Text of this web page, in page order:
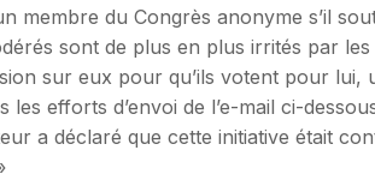
membre du Congrès anonyme s’il
sont de plus en plus irrités par les
sur eux pour qu’ils votent pour lui,
les efforts d’envoi de l’e-mail ci-
a déclaré que cette initiative était